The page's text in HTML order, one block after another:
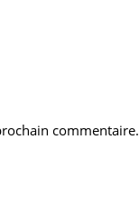
commentaire.